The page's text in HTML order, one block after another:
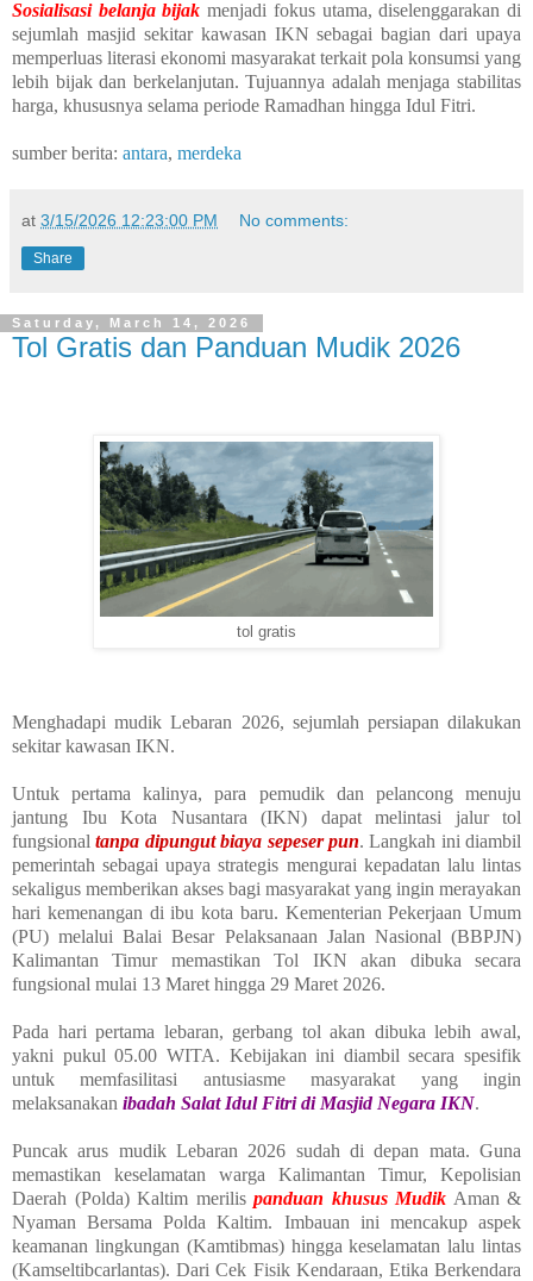
Sosialisasi belanja bijak menjadi fokus utama, diselenggarakan di
sejumlah masjid sekitar kawasan IKN sebagai bagian dari upaya
memperluas literasi ekonomi masyarakat terkait pola konsumsi yang
lebih bijak dan berkelanjutan. Tujuannya adalah menjaga stabilitas
harga, khususnya selama periode Ramadhan hingga Idul Fitri.
sumber berita: antara, merdeka
at 3/15/2026 12:23:00 PM No comments:
Share
Saturday, March 14, 2026
Tol Gratis dan Panduan Mudik 2026
tol gratis
Menghadapi mudik Lebaran 2026, sejumlah persiapan dilakukan
sekitar kawasan IKN.
Untuk pertama kalinya, para pemudik dan pelancong menuju
jantung Ibu Kota Nusantara (IKN) dapat melintasi jalur tol
fungsionaltanpa dipungut biaya sepeser pun. Langkah ini diambil
pemerintah sebagai upaya strategis mengurai kepadatan lalu lintas
sekaligus memberikan akses bagi masyarakat yang ingin merayakan
hari kemenangan di ibu kota baru. Kementerian Pekerjaan Umum
(PU) melalui Balai Besar Pelaksanaan Jalan Nasional (BBPJN)
Kalimantan Timur memastikan Tol IKN akan dibuka secara
fungsional mulai 13 Maret hingga 29 Maret 2026.
Pada hari pertama lebaran, gerbang tol akan dibuka lebih awal,
yakni pukul 05.00 WITA. Kebijakan ini diambil secara spesifik
untuk memfasilitasi antusiasme masyarakat yang ingin
melaksanakan ibadah Salat Idul Fitri di Masjid Negara IKN.
Puncak arus mudik Lebaran 2026 sudah di depan mata. Guna
memastikan keselamatan warga Kalimantan Timur, Kepolisian
Daerah (Polda) Kaltim merilis panduan khusus Mudik Aman &
Nyaman Bersama Polda Kaltim. Imbauan ini mencakup aspek
keamanan lingkungan (Kamtibmas) hingga keselamatan lalu lintas
(Kamseltibcarlantas). Dari Cek Fisik Kendaraan, Etika Berkendara